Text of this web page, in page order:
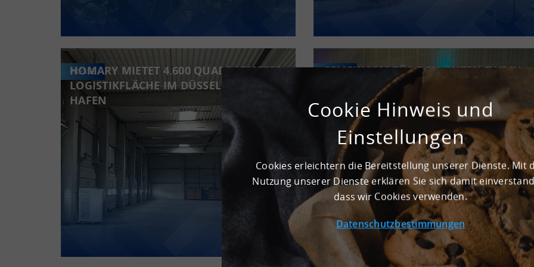
PRESSE
HOMARY MIETET 4.600 QUADRATMETER
LOGISTIKFLÄCHE IM DÜSSELDORFER
HAFEN
GEMEINSAM FÜR DEN GUTEN ZWECK –
„LOGISTIK IN BEWEGUNG“ SAMMELT
ÜBER 125.000 KILOMETER
Cookie Hinweis und
Einstellungen
Cookies erleichtern die Bereitstellung unserer Dienste. Mit
Nutzung unserer Dienste erklären Sie sich damit
dass wir Cookies verwenden.
Datenschutzbestimmungen